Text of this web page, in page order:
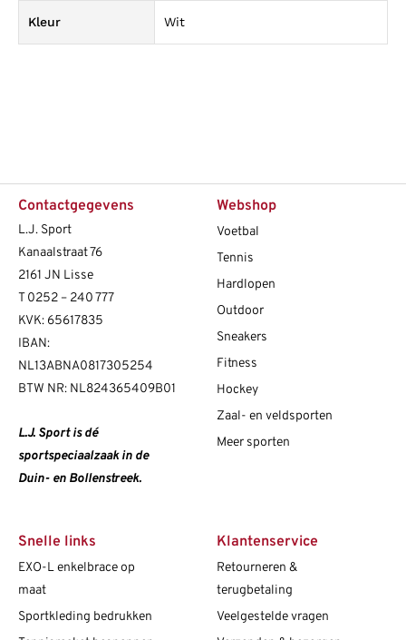
Kleur Wit
Contactgegevens
L.J. Sport
Kanaalstraat 76
2161 JN Lisse
T0252 – 240 777
KVK: 65617835
IBAN:
NL13ABNA0817305254
BTW NR: NL824365409B01
L.J. Sport is dé
sportspeciaalzaak in de
Duin- en Bollenstreek.
Webshop
Voetbal
Tennis
Hardlopen
Outdoor
Sneakers
Fitness
Hockey
Zaal- en veldsporten
Meer sporten
Snelle links
EXO-L enkelbrace op
maat
Sportkleding bedrukken
Klantenservice
Retourneren &
terugbetaling
Veelgestelde vragen